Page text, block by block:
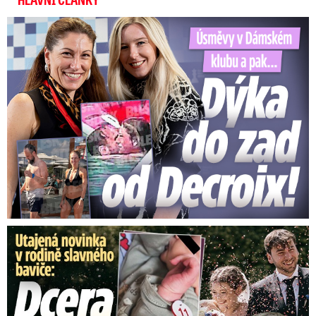
Úsměvy v Dámském klubu a pak… Dýka do zad od Decroix!
Utajená novinka v rodině baviče: Dcera Suchánka porodila